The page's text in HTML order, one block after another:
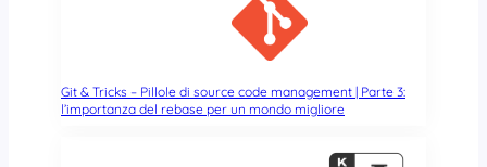
Git & Tricks – Pillole di source code management | Parte 3:
l’importanza del rebase per un mondo migliore